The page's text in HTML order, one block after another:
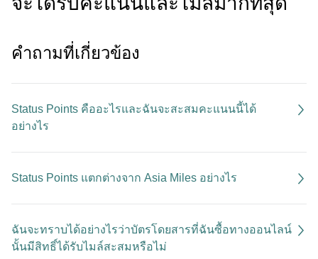
คําถามที่เกี่ยวข้อง
Status Points คืออะไรและฉันจะสะสมคะแนนนี้ได้
อย่างไร
Status Points แตกต่างจาก Asia Miles อย่างไร
ฉันจะทราบได้อย่างไรว่าบัตรโดยสารที่ฉันซื้อทางออนไลน์
นั้นมีสิทธิ์ได้รับไมล์สะสมหรือไม่